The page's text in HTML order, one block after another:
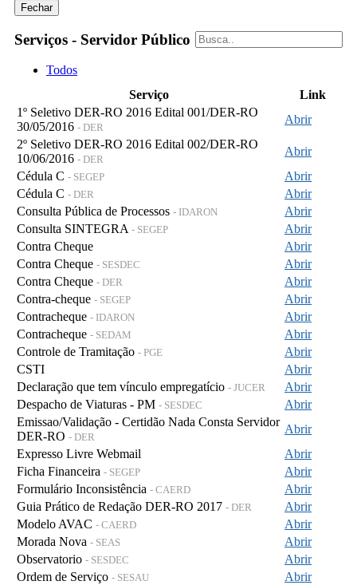
Fechar
Serviços - Servidor Público
Todos
Serviço
Link
1º Seletivo DER-RO 2016 Edital 001/DER-RO
30/05/2016 - DER
Abrir
2º Seletivo DER-RO 2016 Edital 002/DER-RO
10/06/2016 - DER
Abrir
Cédula C - SEGEP
Abrir
Cédula C - DER
Abrir
Consulta Pública de Processos - IDARON
Abrir
Consulta SINTEGRA - SEGEP
Abrir
Contra Cheque
Abrir
Contra Cheque - SESDEC
Abrir
Contra Cheque - DER
Abrir
Contra-cheque - SEGEP
Abrir
Contracheque - IDARON
Abrir
Contracheque - SEDAM
Abrir
Controle de Tramitação - PGE
Abrir
CSTI
Abrir
Declaração que tem vínculo empregatício - JUCER
Abrir
Despacho de Viaturas - PM - SESDEC
Abrir
Emissao/Validação - Certidão Nada Consta Servidor
DER-RO - DER
Abrir
Expresso Livre Webmail
Abrir
Ficha Financeira - SEGEP
Abrir
Formulário Inconsistência - CAERD
Abrir
Guia Prático de Redação DER-RO 2017 - DER
Abrir
Modelo AVAC - CAERD
Abrir
Morada Nova - SEAS
Abrir
Observatorio - SESDEC
Abrir
Ordem de Serviço - SESAU
Abrir